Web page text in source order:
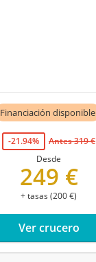
Financiación disponible
-21.94%
Antes 319 €
Desde
249 €
+ tasas (200 €)
Ver crucero